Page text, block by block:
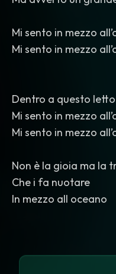
Mi sento in mezzo
Mi sento in mezzo
Dentro a questo letto
Mi sento in mezzo
Mi sento in mezzo
Non è la gioia ma la
Che i fa nuotare
In mezzo all oceano